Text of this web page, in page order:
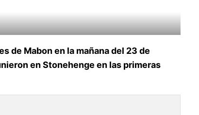
de Mabon en la mañana del 23 de
en Stonehenge en las primeras